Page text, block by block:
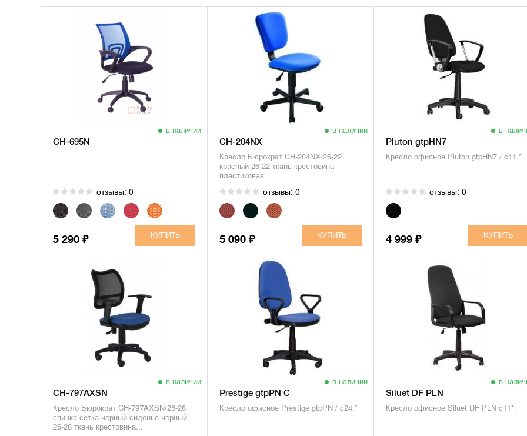
в наличии
CH-695N
отзывы: 0
5 290 ₽
в наличии
CH-204NX
Кресло Бюрократ CH-204NX/26-22
красный 26-22 ткань крестовина
пластиковая
отзывы: 0
5 090 ₽
в
Pluton gtpHN7
Кресло офисное Pluton gtpHN7 / c11.*
отзывы: 0
4 999 ₽
в наличии
CH-797AXSN
Кресло Бюрократ CH-797AXSN/26-28
спинка сетка черный сиденье черный
26-28 ткань крестовина...
в наличии
Prestige gtpPN С
Кресло офисное Prestige gtpPN / c24.*
в
Siluet DF PLN
Кресло офисное Siluet DF PLN c11*.